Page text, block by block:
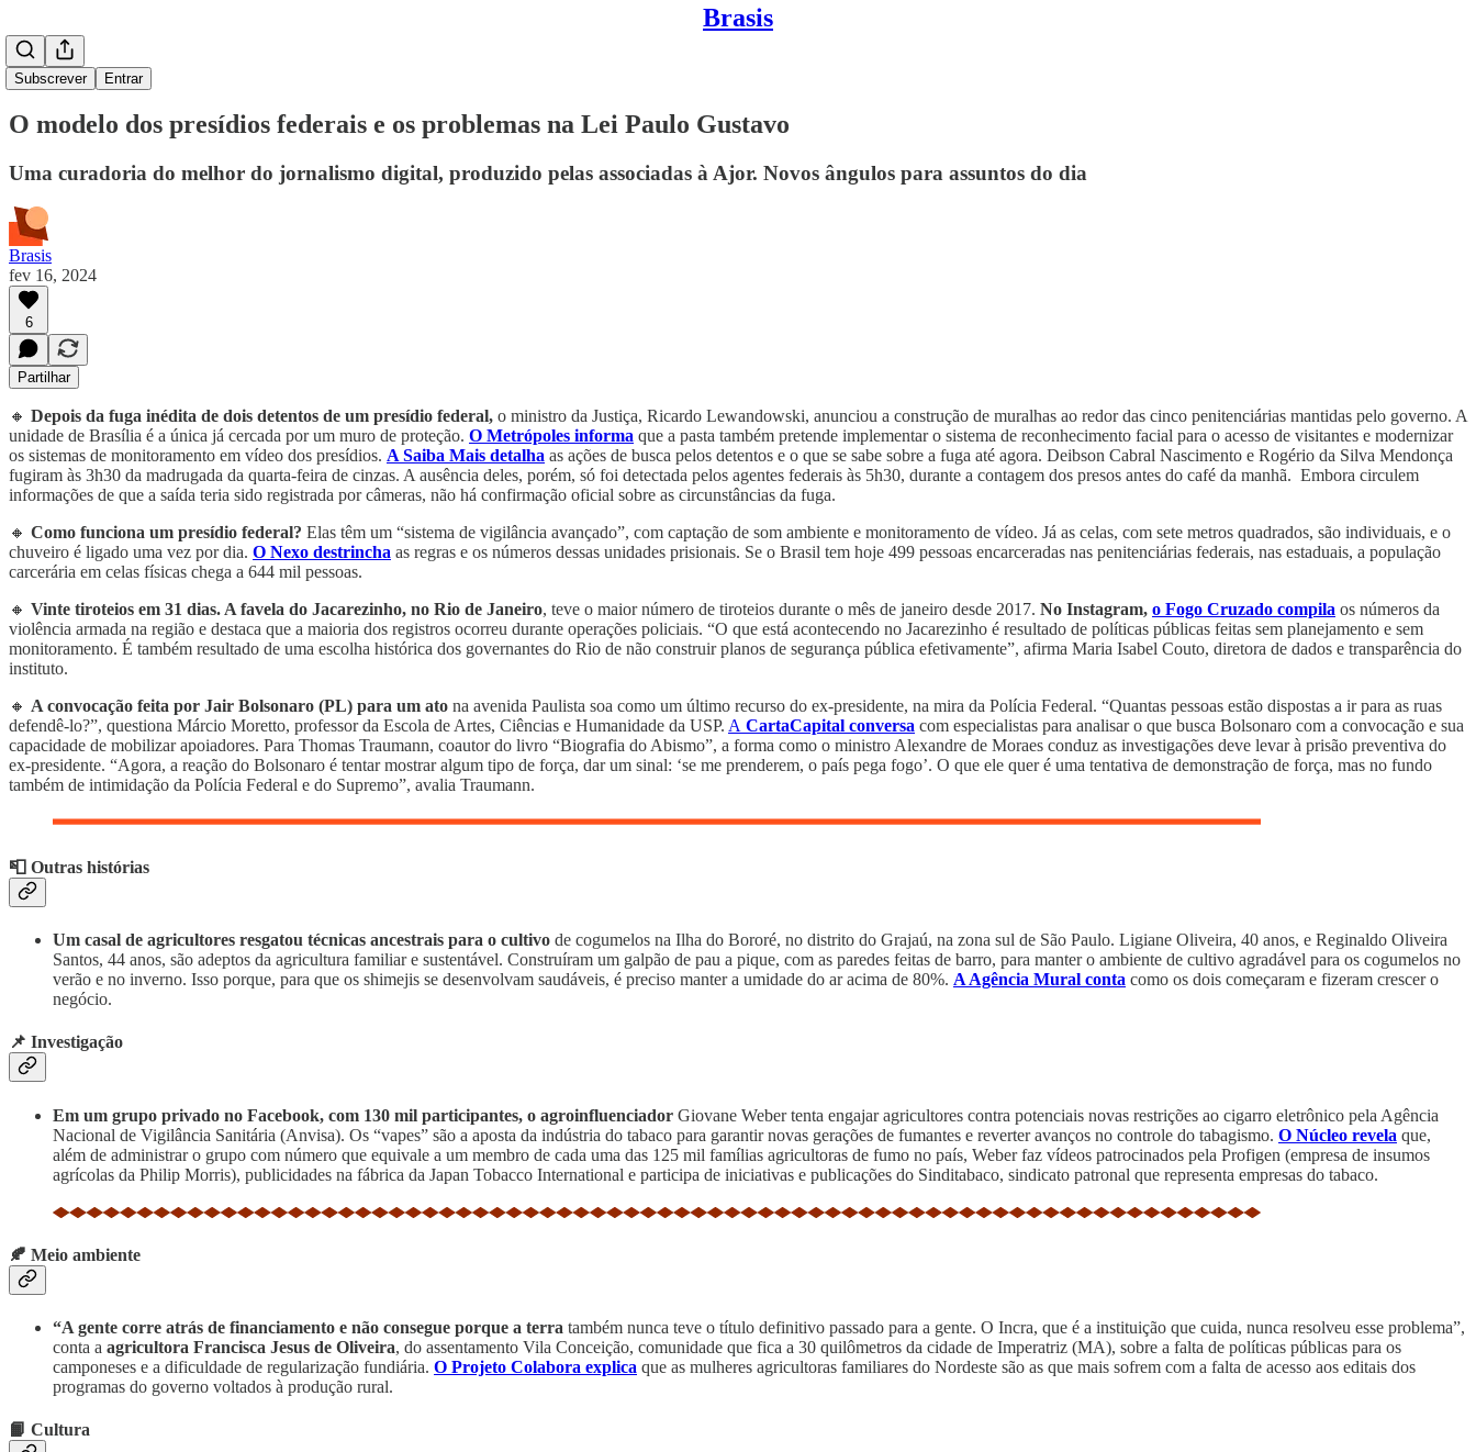
Brasis
Subscrever Entrar
O modelo dos presídios federais e os problemas na Lei Paulo Gustavo
Uma curadoria do melhor do jornalismo digital, produzido pelas associadas à Ajor. Novos ângulos para assuntos do dia
Brasis
fev 16, 2024
6
Partilhar
🔸 Depois da fuga inédita de dois detentos de um presídio federal, o ministro da Justiça, Ricardo Lewandowski, anunciou a construção de muralhas ao redor das cinco penitenciárias mantidas pelo governo. A
unidade de Brasília é a única já cercada por um muro de proteção. O Metrópoles informa que a pasta também pretende implementar o sistema de reconhecimento facial para o acesso de visitantes e modernizar
os sistemas de monitoramento em vídeo dos presídios. A Saiba Mais detalha as ações de busca pelos detentos e o que se sabe sobre a fuga até agora. Deibson Cabral Nascimento e Rogério da Silva Mendonça
fugiram às 3h30 da madrugada da quarta-feira de cinzas. A ausência deles, porém, só foi detectada pelos agentes federais às 5h30, durante a contagem dos presos antes do café da manhã. Embora circulem
informações de que a saída teria sido registrada por câmeras, não há confirmação oficial sobre as circunstâncias da fuga.
🔸 Como funciona um presídio federal? Elas têm um “sistema de vigilância avançado”, com captação de som ambiente e monitoramento de vídeo. Já as celas, com sete metros quadrados, são individuais, e o
chuveiro é ligado uma vez por dia. O Nexo destrincha as regras e os números dessas unidades prisionais. Se o Brasil tem hoje 499 pessoas encarceradas nas penitenciárias federais, nas estaduais, a população
carcerária em celas físicas chega a 644 mil pessoas.
🔸 Vinte tiroteios em 31 dias. A favela do Jacarezinho, no Rio de Janeiro, teve o maior número de tiroteios durante o mês de janeiro desde 2017. No Instagram, o Fogo Cruzado compila os números da
violência armada na região e destaca que a maioria dos registros ocorreu durante operações policiais. “O que está acontecendo no Jacarezinho é resultado de políticas públicas feitas sem planejamento e sem
monitoramento. É também resultado de uma escolha histórica dos governantes do Rio de não construir planos de segurança pública efetivamente”, afirma Maria Isabel Couto, diretora de dados e transparência do
instituto.
🔸 A convocação feita por Jair Bolsonaro (PL) para um ato na avenida Paulista soa como um último recurso do ex-presidente, na mira da Polícia Federal. “Quantas pessoas estão dispostas a ir para as ruas
defendê-lo?”, questiona Márcio Moretto, professor da Escola de Artes, Ciências e Humanidade da USP. A CartaCapital conversa com especialistas para analisar o que busca Bolsonaro com a convocação e sua
capacidade de mobilizar apoiadores. Para Thomas Traumann, coautor do livro “Biografia do Abismo”, a forma como o ministro Alexandre de Moraes conduz as investigações deve levar à prisão preventiva do
ex-presidente. “Agora, a reação do Bolsonaro é tentar mostrar algum tipo de força, dar um sinal: ‘se me prenderem, o país pega fogo’. O que ele quer é uma tentativa de demonstração de força, mas no fundo
também de intimidação da Polícia Federal e do Supremo”, avalia Traumann.
📮 Outras histórias
Um casal de agricultores resgatou técnicas ancestrais para o cultivo de cogumelos na Ilha do Bororé, no distrito do Grajaú, na zona sul de São Paulo. Ligiane Oliveira, 40 anos, e Reginaldo Oliveira
Santos, 44 anos, são adeptos da agricultura familiar e sustentável. Construíram um galpão de pau a pique, com as paredes feitas de barro, para manter o ambiente de cultivo agradável para os cogumelos no
verão e no inverno. Isso porque, para que os shimejis se desenvolvam saudáveis, é preciso manter a umidade do ar acima de 80%. A Agência Mural conta como os dois começaram e fizeram crescer o
negócio.
📌 Investigação
Em um grupo privado no Facebook, com 130 mil participantes, o agroinfluenciador Giovane Weber tenta engajar agricultores contra potenciais novas restrições ao cigarro eletrônico pela Agência
Nacional de Vigilância Sanitária (Anvisa). Os “vapes” são a aposta da indústria do tabaco para garantir novas gerações de fumantes e reverter avanços no controle do tabagismo. O Núcleo revela que,
além de administrar o grupo com número que equivale a um membro de cada uma das 125 mil famílias agricultoras de fumo no país, Weber faz vídeos patrocinados pela Profigen (empresa de insumos
agrícolas da Philip Morris), publicidades na fábrica da Japan Tobacco International e participa de iniciativas e publicações do Sinditabaco, sindicato patronal que representa empresas do tabaco.
🍂 Meio ambiente
“A gente corre atrás de financiamento e não consegue porque a terra também nunca teve o título definitivo passado para a gente. O Incra, que é a instituição que cuida, nunca resolveu esse problema”,
conta a agricultora Francisca Jesus de Oliveira, do assentamento Vila Conceição, comunidade que fica a 30 quilômetros da cidade de Imperatriz (MA), sobre a falta de políticas públicas para os
camponeses e a dificuldade de regularização fundiária. O Projeto Colabora explica que as mulheres agricultoras familiares do Nordeste são as que mais sofrem com a falta de acesso aos editais dos
programas do governo voltados à produção rural.
📙 Cultura